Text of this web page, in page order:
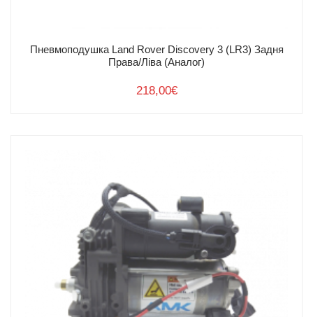
Пневмоподушка Land Rover Discovery 3 (LR3) Задня
Права/Ліва (Аналог)
218,00€